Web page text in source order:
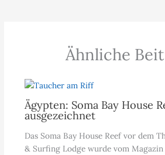
Ähnliche
Ägypten: Soma Bay House
ausgezeichnet
Das Soma Bay House Reef vor dem
& Surfing Lodge wurde vom Magazin